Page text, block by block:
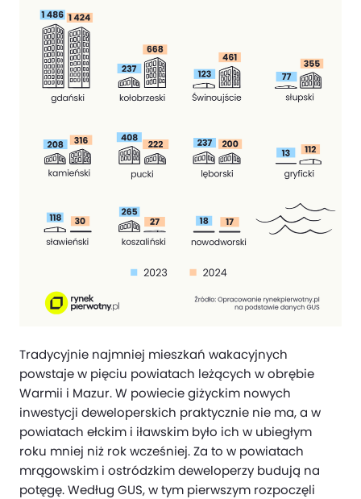
Tradycyjnie najmniej mieszkań wakacyjnych
powstaje w pięciu powiatach leżących w obrębie
Warmii i Mazur. W powiecie giżyckim nowych
inwestycji deweloperskich praktycznie nie ma, a w
powiatach ełckim i iławskim było ich w ubiegłym
roku mniej niż rok wcześniej. Za to w powiatach
mrągowskim i ostródzkim deweloperzy budują na
potęgę. Według GUS, w tym pierwszym rozpoczęli